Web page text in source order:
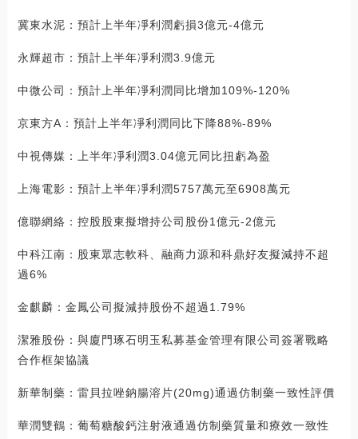
冀東水泥：預計上半年凈利潤虧損3億元-4億元
永輝超市：預計上半年凈利潤3.9億元
中微公司：預計上半年凈利潤同比增加109%-120%
京東方A：預計上半年凈利潤同比下降88%-89%
中視傳媒：上半年凈利潤3.04億元同比扭虧為盈
上海電影：預計上半年凈利潤5757萬元至6908萬元
億聯網絡：控股股東擬增持公司股份1億元-2億元
中科江南：股東眾志軟科、融商力源和科鼎好友擬減持不超
過6%
金麒麟：金鳳公司擬減持股份不超過1.79%
潔雅股份：與廈門琢石明玉私募基金管理有限公司簽署戰略
合作框架協議
新華制藥：雷貝拉唑鈉腸溶片(20mg)通過仿制藥一致性評價
華潤雙鶴：葡萄糖酸鈣注射液通過仿制藥質量和療效一致性